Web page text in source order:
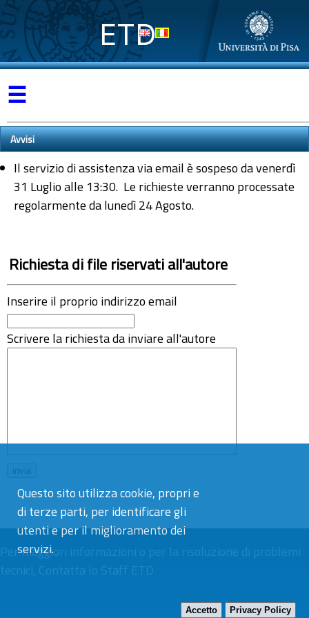
Questo sito utilizza cookie, propri e
di terze parti, per identificare gli
utenti e per il miglioramento dei
servizi.
Accetto Privacy Policy
ETD
☰
Avvisi
Il servizio di assistenza via email è sospeso da venerdì
31 Luglio alle 13:30. Le richieste verranno processate
regolarmente da lunedì 24 Agosto.
Richiesta di file riservati all'autore
Inserire il proprio indirizzo email
Scrivere la richiesta da inviare all'autore
Per maggiori informazioni o per la risoluzione di problemi
tecnici, Contatta lo Staff ETD